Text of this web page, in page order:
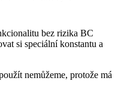
bez rizika BC
si speciální konstantu a
nemůžeme, protože má